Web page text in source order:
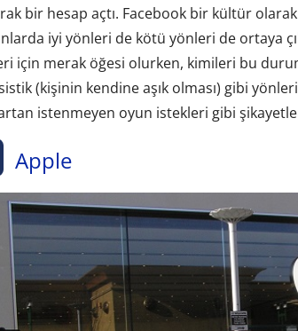
bir hesap açtı. Facebook bir kültür
iyi yönleri de kötü yönleri de ortaya
için merak öğesi olurken, kimileri bu
(kişinin kendine aşık olması) gibi
istenmeyen oyun istekleri gibi
Apple